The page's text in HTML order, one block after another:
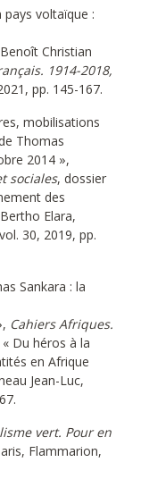
voltaïque :
Christian
1914-2018,
pp. 145-167.
mobilisations
Thomas
2014 »,
sociales, dossier
des
Elara,
30, 2019, pp.
Sankara : la
Cahiers Afriques.
Du héros à la
en Afrique
Jean-Luc,
vert. Pour en
Flammarion,